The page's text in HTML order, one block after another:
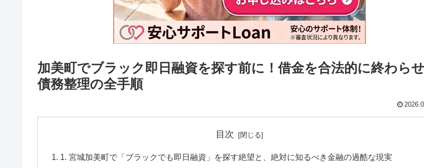
加美町でブラック即日融資を探す前に！借金を合法的に終わら
債務整理の全手順
目次
1. 宮城加美町で「ブラックでも即日融資」を探す絶望と、絶対に知るべき金融の過酷な現実